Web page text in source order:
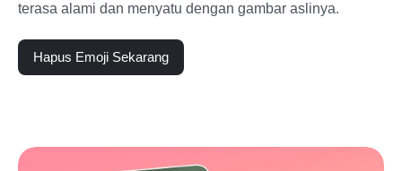
terasa alami dan menyatu dengan gambar aslinya.
Hapus Emoji Sekarang